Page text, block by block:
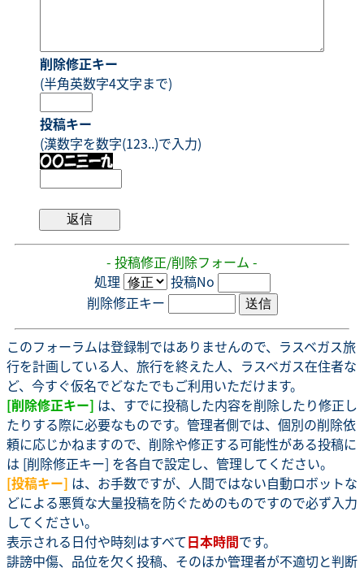
削除修正キー
(半角英数字4文字まで)
投稿キー
(漢数字を数字(123..)で入力)
- 投稿修正/削除フォーム -
処理
投稿No
削除修正キー
このフォーラムは登録制ではありませんので、ラスベガス旅
行を計画している人、旅行を終えた人、ラスベガス在住者な
ど、今すぐ仮名でどなたでもご利用いただけます。
[削除修正キー] は、すでに投稿した内容を削除したり修正し
たりする際に必要なものです。管理者側では、個別の削除依
頼に応じかねますので、削除や修正する可能性がある投稿に
は [削除修正キー] を各自で設定し、管理してください。
[投稿キー] は、お手数ですが、人間ではない自動ロボットな
どによる悪質な大量投稿を防ぐためのものですので必ず入力
してください。
表示される日付や時刻はすべて日本時間です。
誹謗中傷、品位を欠く投稿、そのほか管理者が不適切と判断